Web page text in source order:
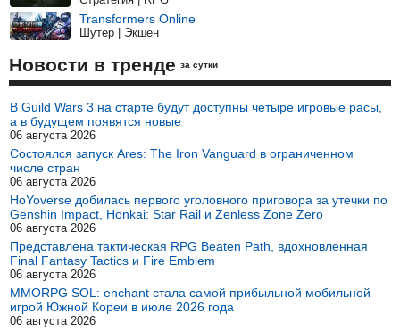
Transformers Online
Шутер | Экшен
Новости в тренде за сутки
В Guild Wars 3 на старте будут доступны четыре игровые расы,
а в будущем появятся новые
06 августа 2026
Состоялся запуск Ares: The Iron Vanguard в ограниченном
числе стран
06 августа 2026
HoYoverse добилась первого уголовного приговора за утечки по
Genshin Impact, Honkai: Star Rail и Zenless Zone Zero
06 августа 2026
Представлена тактическая RPG Beaten Path, вдохновленная
Final Fantasy Tactics и Fire Emblem
06 августа 2026
MMORPG SOL: enchant стала самой прибыльной мобильной
игрой Южной Кореи в июле 2026 года
06 августа 2026